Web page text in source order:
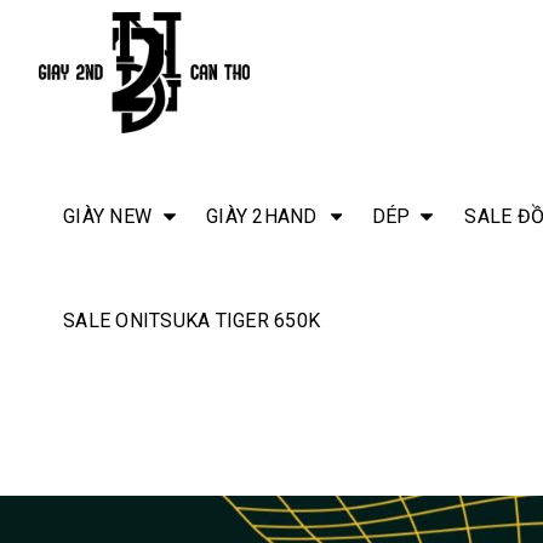
GIÀY NEW GIÀY 2HAND DÉP SALE
SALE ONITSUKA TIGER 650K